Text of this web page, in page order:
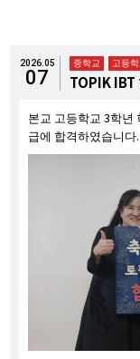
2026.05
07
중학교 고등
TOPIK IBT
본교 고등학교 3학년
급에 합격하였습니다.